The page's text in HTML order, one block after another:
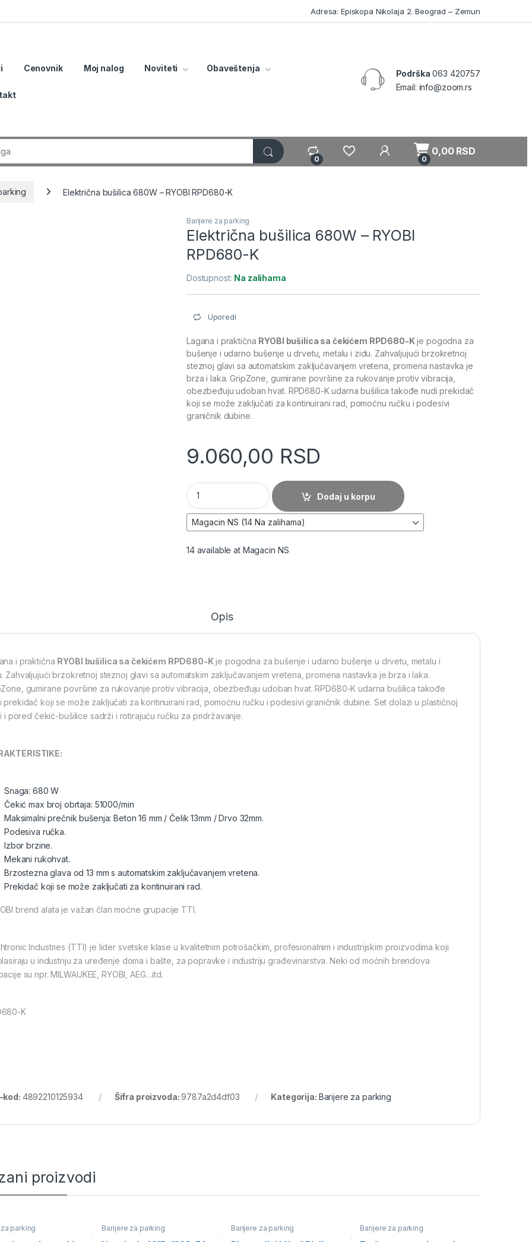
Adresa: Episkopa Nikolaja 2. Beograd – Zemun
Cenovnik Moj nalog Noviteti Obaveštenja
Podrška 063 420757
Email: info@zoom.rs
0
My Account
0
0,00RSD
Električna bušilica 680W – RYOBI RPD680-K
Barijere za parking
Električna bušilica 680W – RYOBI
RPD680-K
Dostupnost: Na zalihama
Uporedi
Lagana i praktična RYOBI bušilica sa čekićem RPD680-Kje pogodna za
bušenje i udarno bušenje u drvetu, metalu i zidu. Zahvaljujući brzokretnoj
steznoj glavi sa automatskim zaključavanjem vretena, promena nastavka je
brza i laka. GripZone, gumirane površine za rukovanje protiv vibracija,
obezbeđuju udoban hvat. RPD680-K udarna bušilica takođe nudi prekidač
koji se može zaključati za kontinuirani rad, pomoćnu ručku i podesivi
graničnik dubine.
9.060,00 RSD
Električna bušilica 680W - RYOBI RPD680-K količina
Dodaj u korpu
14 available at Magacin NS
Opis
i praktična RYOBI bušilica sa čekićem RPD680-Kje pogodna za bušenje i udarno bušenje u drvetu, metalu i
Zahvaljujući brzokretnoj steznoj glavi sa automatskim zaključavanjem vretena, promena nastavka je brza i laka.
gumirane površine za rukovanje protiv vibracija, obezbeđuju udoban hvat. RPD680-K udarna bušilica takođe
prekidač koji se može zaključati za kontinuirani rad, pomoćnu ručku i podesivi graničnik dubine. Set dolazi u plastičnoj
i pored čekić-bušilice sadrži i rotirajuću ručku za pridržavanje.
Snaga: 680 W
Čekić max broj obrtaja: 51000/min
Maksimalni prečnik bušenja: Beton 16 mm / Čelik 13mm / Drvo 32mm.
Podesiva ručka.
Izbor brzine.
Mekani rukohvat.
Brzostezna glava od 13 mm s automatskim zaključavanjem vretena.
Prekidač koji se može zaključati za kontinuirani rad.
brend alata je važan član moćne grupacije TTI.
Industries (TTI) je lider svetske klase u kvalitetnim potrošačkim, profesionalnim i industrijskim proizvodima koji
u industriju za uređenje doma i bašte, za popravke i industriju građevinarstva. Neki od moćnih brendova
su npr. MILWAUKEE, RYOBI, AEG…itd.
K
kod: 4892210125934 Šifra proizvoda:9787a2d4df03 Kategorija: Barijere za parking
proizvodi
parking Barijere za parking Barijere za parking Barijere za parking